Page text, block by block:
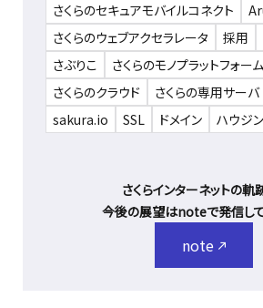
さくらのセキュアモバイルコネクト
さくらのウェブアクセラレータ
採用
さぶりこ
さくらのモノプラットフォーム
さくらのクラウド
さくらの専用サーバ
sakura.io
SSL ドメイン ハウジ
さくらインターネットの軌
今後の展望はnoteで発信して
note